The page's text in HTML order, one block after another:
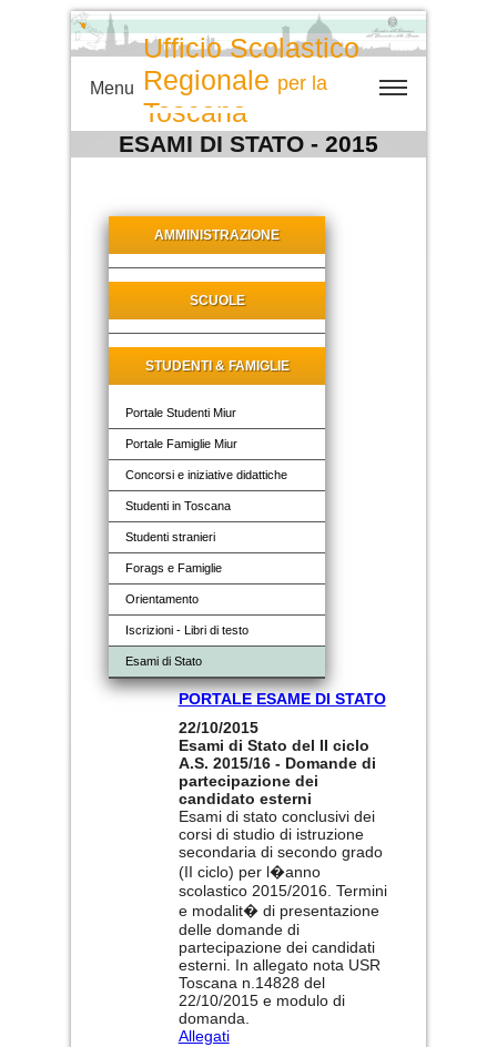
Ufficio Scolastico
Regionale per la
Toscana
Menu
ESAMI DI STATO - 2015
AMMINISTRAZIONE
SCUOLE
STUDENTI & FAMIGLIE
Portale Studenti Miur
Portale Famiglie Miur
Concorsi e iniziative didattiche
Studenti in Toscana
Studenti stranieri
Forags e Famiglie
Orientamento
Iscrizioni - Libri di testo
Esami di Stato
PORTALE ESAME DI STATO
22/10/2015
Esami di Stato del II ciclo
A.S. 2015/16 - Domande di
partecipazione dei
candidato esterni
Esami di stato conclusivi dei
corsi di studio di istruzione
secondaria di secondo grado
(II ciclo) per l�anno
scolastico 2015/2016. Termini
e modalit� di presentazione
delle domande di
partecipazione dei candidati
esterni. In allegato nota USR
Toscana n.14828 del
22/10/2015 e modulo di
domanda.
Allegati